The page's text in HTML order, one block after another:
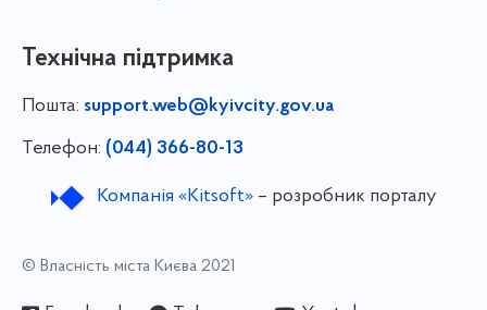
Технічна підтримка
Пошта: support.web@kyivcity.gov.ua
Телефон: (044) 366-80-13
Компанія «Kitsoft»– розробник порталу
© Власність міста Києва 2021